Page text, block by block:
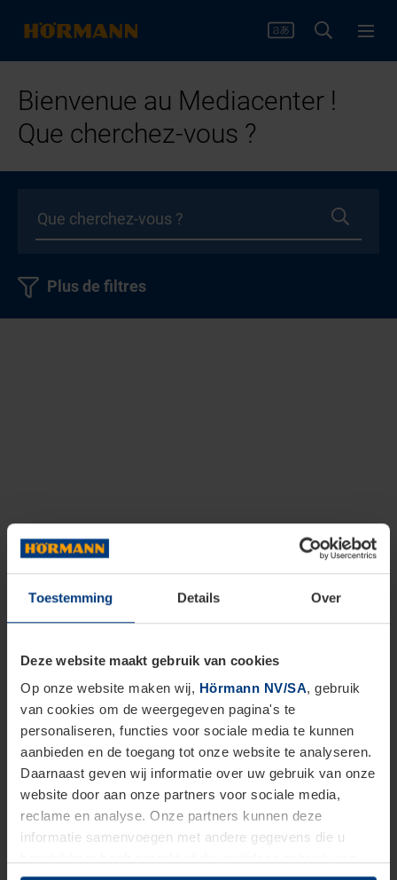
Toestemming Details Over
Deze website maakt gebruik van cookies
Op onze website maken wij, Hörmann NV/SA, gebruik
van cookies om de weergegeven pagina's te
personaliseren, functies voor sociale media te kunnen
aanbieden en de toegang tot onze website te analyseren.
Daarnaast geven wij informatie over uw gebruik van onze
website door aan onze partners voor sociale media,
reclame en analyse. Onze partners kunnen deze
informatie samenvoegen met andere gegevens die u
Bienvenue au Mediacenter !
Que cherchez-vous ?
Plus de filtres